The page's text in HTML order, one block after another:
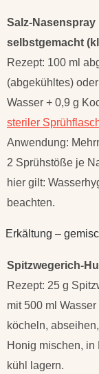
Salz-Nasenspray
selbstgemacht
Rezept: 100 ml
(abgekühltes)
Wasser + 0,9 g
steriler
Anwendung:
2 Sprühstöße je
hier gilt:
beachten.
Erkältung –
Spitzwegerich-
Rezept: 25 g
mit 500 ml
köcheln,
Honig mischen, in
kühl lagern.